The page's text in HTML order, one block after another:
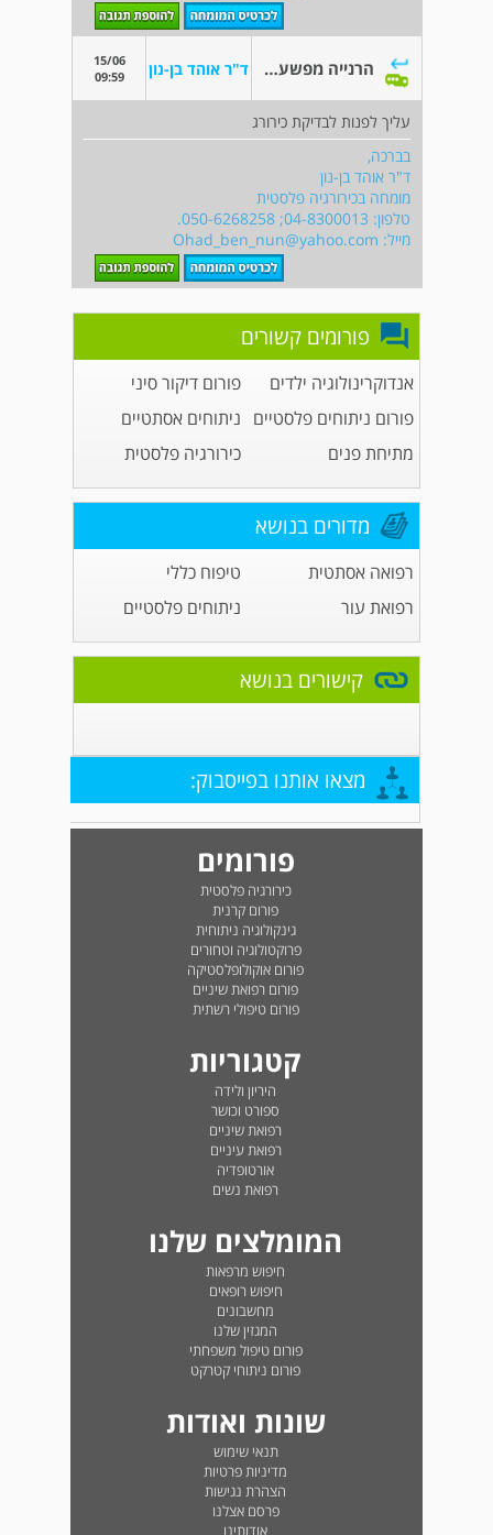
הרנייה מפשעתית ד"ר אוהד בן-נון
15/06
09:59
עליך לפנות לבדיקת כירורג
בברכה,
ד"ר אוהד בן-נון
מומחה בכירורגיה פלסטית
טלפון: 04-8300013; 050-6268258.
מייל: Ohad_ben_nun@yahoo.com
פורומים קשורים
אנדוקרינולוגיה ילדים
פורום דיקור סיני
פורום ניתוחים פלסטיים ניתוחים אסתטיים
מתיחת פנים
כירורגיה פלסטית
מדורים בנושא
רפואה אסתטית
טיפוח כללי
רפואת עור
ניתוחים פלסטיים
קישורים בנושא
מצאו אותנו בפייסבוק:
פורומים
כירורגיה פלסטית
פורום קרנית
גינקולוגיה ניתוחית
פרוקטולוגיה וטחורים
פורום אוקולופלסטיקה
פורום רפואת שיניים
פורום טיפולי רשתית
קטגוריות
היריון ולידה
ספורט וכושר
רפואת שיניים
רפואת עיניים
אורטופדיה
רפואת נשים
המומלצים שלנו
חיפוש מרפאות
חיפוש רופאים
מחשבונים
המגזין שלנו
פורום טיפול משפחתי
פורום ניתוחי קטרקט
שונות ואודות
תנאי שימוש
מדיניות פרטיות
הצהרת נגישות
פרסם אצלנו
אודותינו